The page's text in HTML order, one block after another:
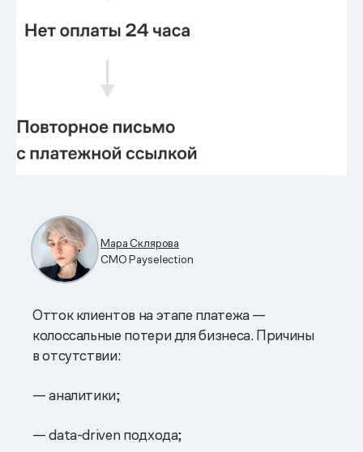
Мара Склярова
CMO Payselection
Отток клиентов на этапе платежа —
колоссальные потери для бизнеса. Причины
в отсутствии:
— аналитики;
— data-driven подхода;